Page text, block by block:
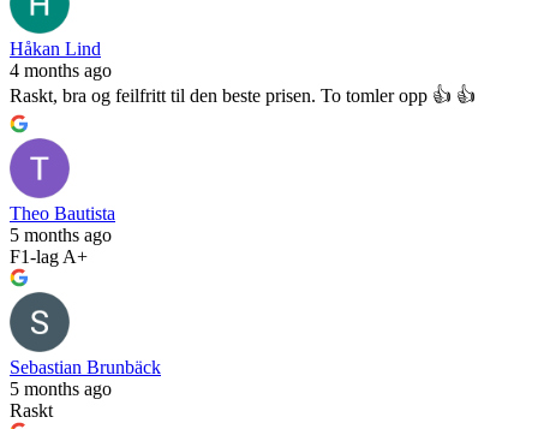
Håkan Lind
4 months ago
Raskt, bra og feilfritt til den beste prisen. To tomler opp 👍 👍
Theo Bautista
5 months ago
F1-lag A+
Sebastian Brunbäck
5 months ago
Raskt